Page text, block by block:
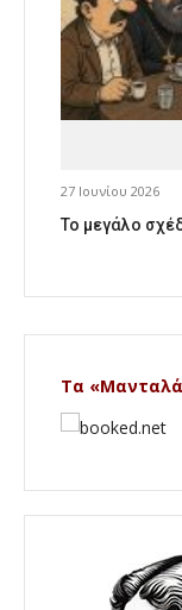
27 Ιουνίου 2026
Το μεγάλο
Τα